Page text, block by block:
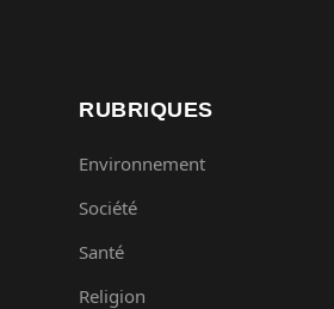
RUBRIQUES
Environnement
Société
Santé
Religion